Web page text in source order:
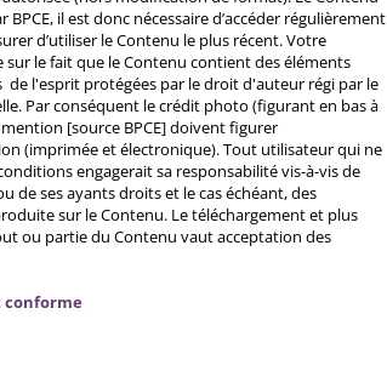
il est donc nécessaire d’accéder régulièrement
d’utiliser le Contenu le plus récent. Votre
le fait que le Contenu contient des éléments
l'esprit protégées par le droit d'auteur régi par le
Par conséquent le crédit photo (figurant en bas à
[source BPCE] doivent figurer
(imprimée et électronique). Tout utilisateur qui ne
engagerait sa responsabilité vis-à-vis de
de ses ayants droits et le cas échéant, des
sur le Contenu. Le téléchargement et plus
ou partie du Contenu vaut acceptation des
conforme